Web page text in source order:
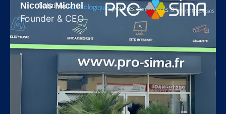
Nicolas Michel
Founder & CEO